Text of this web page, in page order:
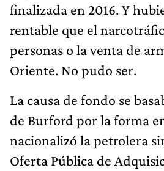
finalizada en 2016. Y
rentable que el
personas o la venta de
Oriente. No pudo ser.
La causa de fondo se
de Burford por la forma
nacionalizó la petrolera
Oferta Pública de